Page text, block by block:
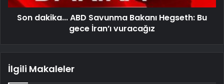
Son dakika... ABD Savunma Bakanı Hegseth: Bu
gece İran’ı vuracağız
İlgili Makaleler